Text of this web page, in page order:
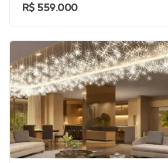
R$ 559.000